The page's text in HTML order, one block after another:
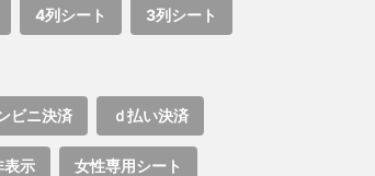
4列シート 3列シート
ビニ決済 ｄ払い決済
表示 女性専用シート